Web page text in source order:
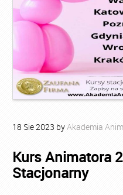
18 Sie2023 byAkademia
Kurs Animatora
Stacjonarny